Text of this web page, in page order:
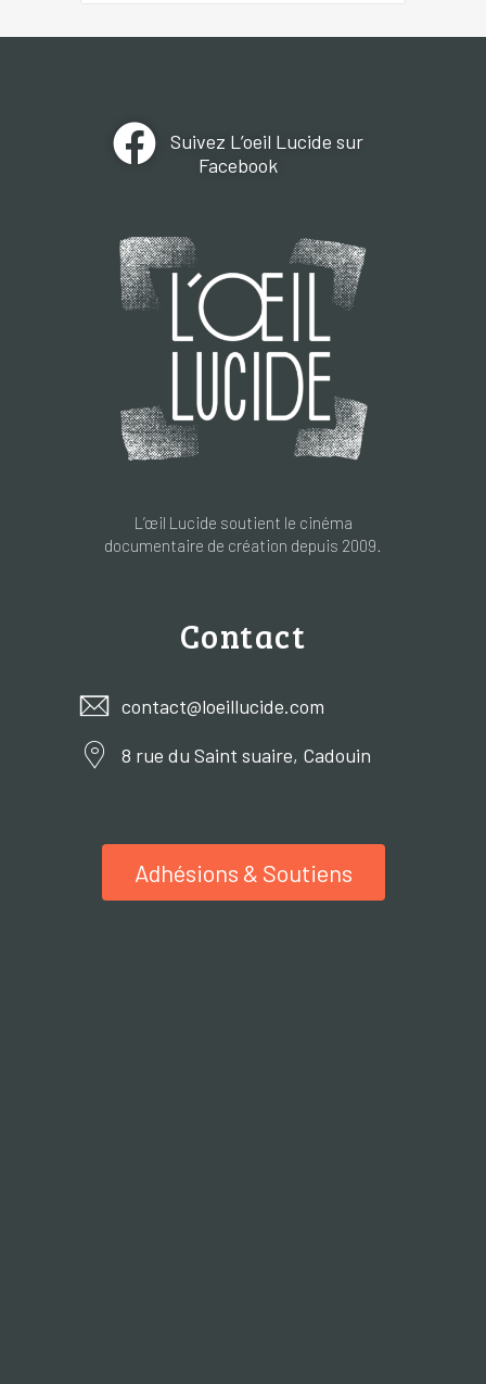
Suivez L’oeil Lucide sur
Facebook
L’œil Lucide soutient le cinéma
documentaire de création depuis 2009.
Contact
contact@loeillucide.com
8 rue du Saint suaire, Cadouin
Adhésions & Soutiens